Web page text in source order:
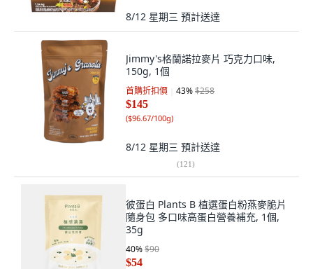
8/12 星期三 預計送達
Jimmy's格蘭諾拉麥片 巧克力口味,
150g, 1個
首購折扣價 43%$258
$145
($96.67/100g)
8/12 星期三 預計送達
(121)
彼蛋白 Plants B 植選蛋白粉燕麥脆片
隨身包 多口味高蛋白營養補充, 1個,
35g
40%$90
$54